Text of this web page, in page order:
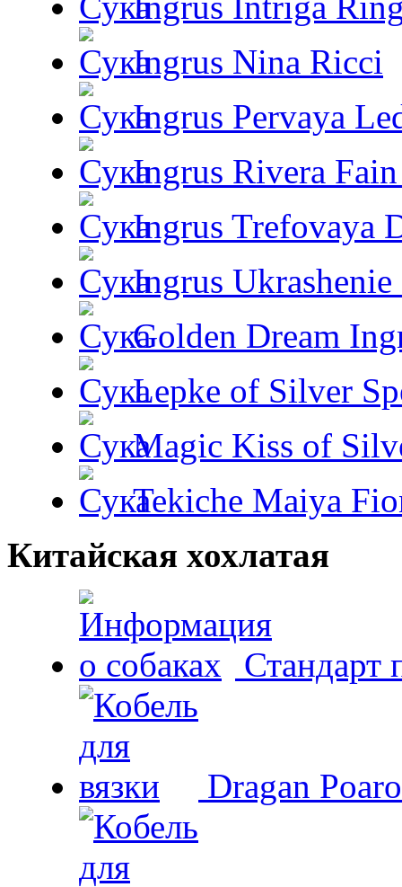
Ingrus Nina Ricci
Ingrus Pervaya
Ingrus Rivera
Ingrus Trefovaya
Ingrus Ukrashenie
Golden Dream
Lepke of Silver
Magic Kiss of
Tekiche Maiya
Китайская хохлатая
Dragan